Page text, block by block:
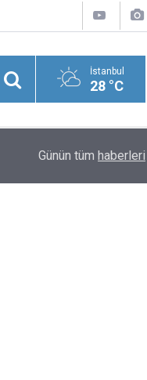
İstanbul
28 °C
Türk Tekstil Ve
Günün tüm haberleri